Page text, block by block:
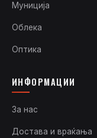
Муниција
Облека
Оптика
ИНФОРМАЦИИ
За нас
Достава и враќања